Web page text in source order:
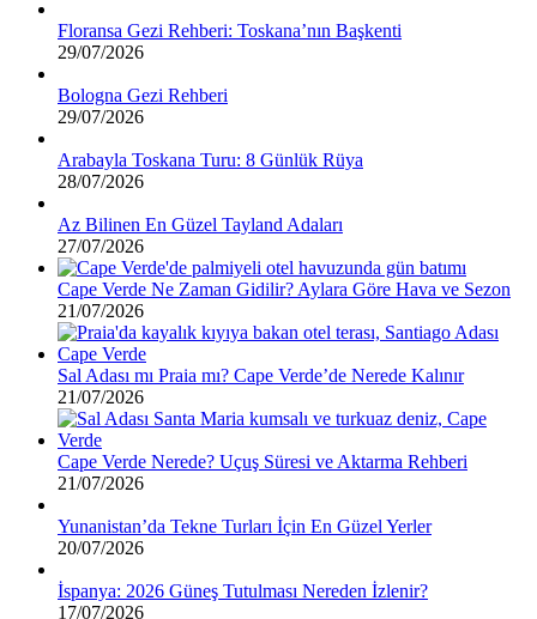
Floransa Gezi Rehberi: Toskana’nın Başkenti
29/07/2026
Bologna Gezi Rehberi
29/07/2026
Arabayla Toskana Turu: 8 Günlük Rüya
28/07/2026
Az Bilinen En Güzel Tayland Adaları
27/07/2026
Cape Verde Ne Zaman Gidilir? Aylara Göre Hava ve Sezon
21/07/2026
Sal Adası mı Praia mı? Cape Verde’de Nerede Kalınır
21/07/2026
Cape Verde Nerede? Uçuş Süresi ve Aktarma Rehberi
21/07/2026
Yunanistan’da Tekne Turları İçin En Güzel Yerler
20/07/2026
İspanya: 2026 Güneş Tutulması Nereden İzlenir?
17/07/2026